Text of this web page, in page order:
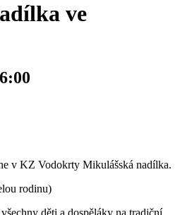
ve
v KZ Vodokrty Mikulášská nadílka.
rodinu)
děti a dospěláky na tradiční